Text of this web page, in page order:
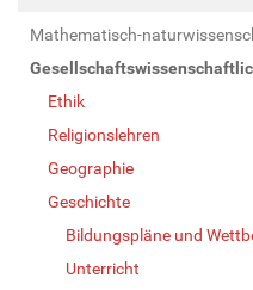
Mathematisch-
Ethik
Religionslehren
Geographie
Geschichte
Bildungspläne und
Unterricht